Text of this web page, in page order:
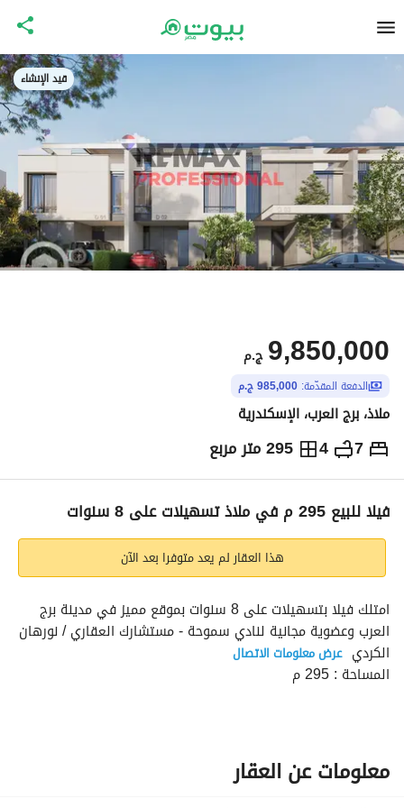
قيد الإنشاء
ج.م 9,850,000
الدفعة المقدّمة: 985,000 ج.م
ملاذ، برج العرب، الإسكندرية
7
4 295 متر مربع ج.م9,850,000
الاماكن القريبة فيلا للبيع 295 م في ملاذ تسهيلات على 8 سنوات
هذا العقار لم يعد متوفرا بعد الآن
الكردي عرض معلومات الاتصال
المساحة : 295 م
فيو مفتوح علي لاند سكيب
استلام خلال 3 سنوات
معلومات عن العقار